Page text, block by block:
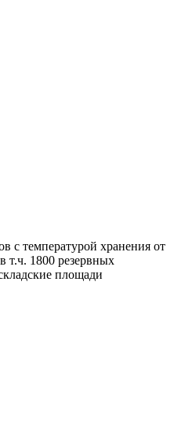
с температурой хранения от
т.ч. 1800 резервных
площади